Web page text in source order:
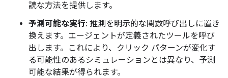
読な方法を提供します。
予測可能な実行: 推測を明示的な関数呼び出しに置き
換えます。エージェントが定義されたツールを呼び
出します。これにより、クリック パターンが変化す
る可能性のあるシミュレーションとは異なり、予測
可能な結果が得られます。